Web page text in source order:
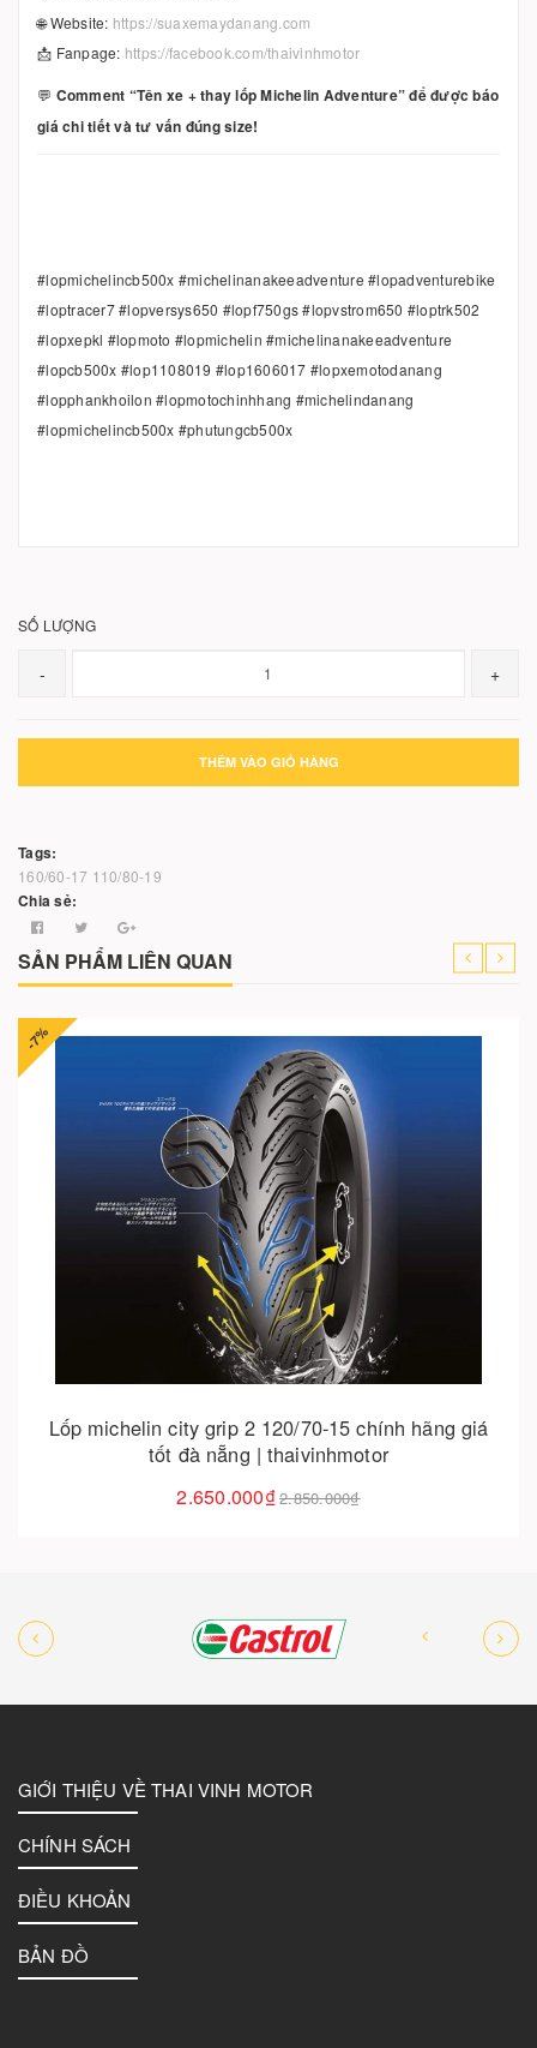
🌐 Website: https://suaxemaydanang.com
📩 Fanpage: https://facebook.com/thaivinhmotor
💬 Comment “Tên xe + thay lốp Michelin Adventure” để được báo
giá chi tiết và tư vấn đúng size!
#lopmichelincb500x #michelinanakeeadventure #lopadventurebike
#loptracer7 #lopversys650 #lopf750gs #lopvstrom650 #loptrk502
#lopxepkl #lopmoto #lopmichelin #michelinanakeeadventure
#lopcb500x #lop1108019 #lop1606017 #lopxemotodanang
#lopphankhoilon #lopmotochinhhang #michelindanang
#lopmichelincb500x #phutungcb500x
SỐ LƯỢNG
- +
THÊM VÀO GIỎ HÀNG
Tags:
160/60-17 110/80-19
Chia sẻ:
SẢN PHẨM LIÊN QUAN
Lốp xe yamaha tfx 150 chính hãng giá tốt tại đà
nẵng | thaivinhmotor
550.000₫
Cho vào giỏ hàng
GIỚI THIỆU VỀ THAI VINH MOTOR
CHÍNH SÁCH
ĐIỀU KHOẢN
BẢN ĐỒ